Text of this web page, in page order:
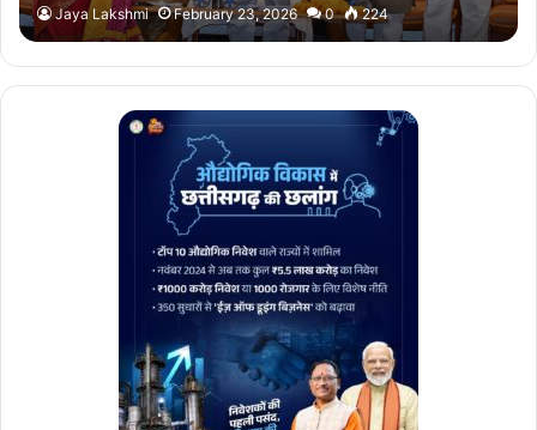
Jaya Lakshmi February 23, 2026 0 224